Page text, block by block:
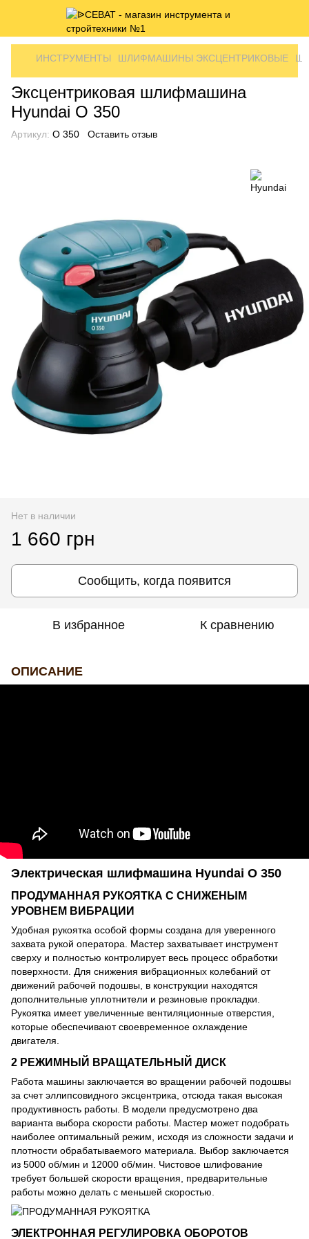
ИНСТРУМЕНТЫ ШЛИФМАШИНЫ ЭКСЦЕНТРИКОВЫЕ
Эксцентриковая шлифмашина
Hyundai O 350
Артикул: O 350 Оставить отзыв
Нет в наличии
1 660 грн
Сообщить, когда появится
В избранное К сравнению
ОПИСАНИЕ
Электрическая шлифмашина Hyundai O 350
ПРОДУМАННАЯ РУКОЯТКА С СНИЖЕНЫМ
УРОВНЕМ ВИБРАЦИИ
Удобная рукоятка особой формы создана для уверенного
захвата рукой оператора. Мастер захватывает инструмент
сверху и полностью контролирует весь процесс обработки
поверхности. Для снижения вибрационных колебаний от
движений рабочей подошвы, в конструкции находятся
дополнительные уплотнители и резиновые прокладки.
Рукоятка имеет увеличенные вентиляционные отверстия,
которые обеспечивают своевременное охлаждение
двигателя.
2 РЕЖИМНЫЙ ВРАЩАТЕЛЬНЫЙ ДИСК
Работа машины заключается во вращении рабочей подошвы
за счет эллипсовидного эксцентрика, отсюда такая высокая
продуктивность работы. В модели предусмотрено два
варианта выбора скорости работы. Мастер может подобрать
наиболее оптимальный режим, исходя из сложности задачи и
плотности обрабатываемого материала. Выбор заключается
из 5000 об/мин и 12000 об/мин. Чистовое шлифование
требует большей скорости вращения, предварительные
работы можно делать с меньшей скоростью.
ЭЛЕКТРОННАЯ РЕГУЛИРОВКА ОБОРОТОВ